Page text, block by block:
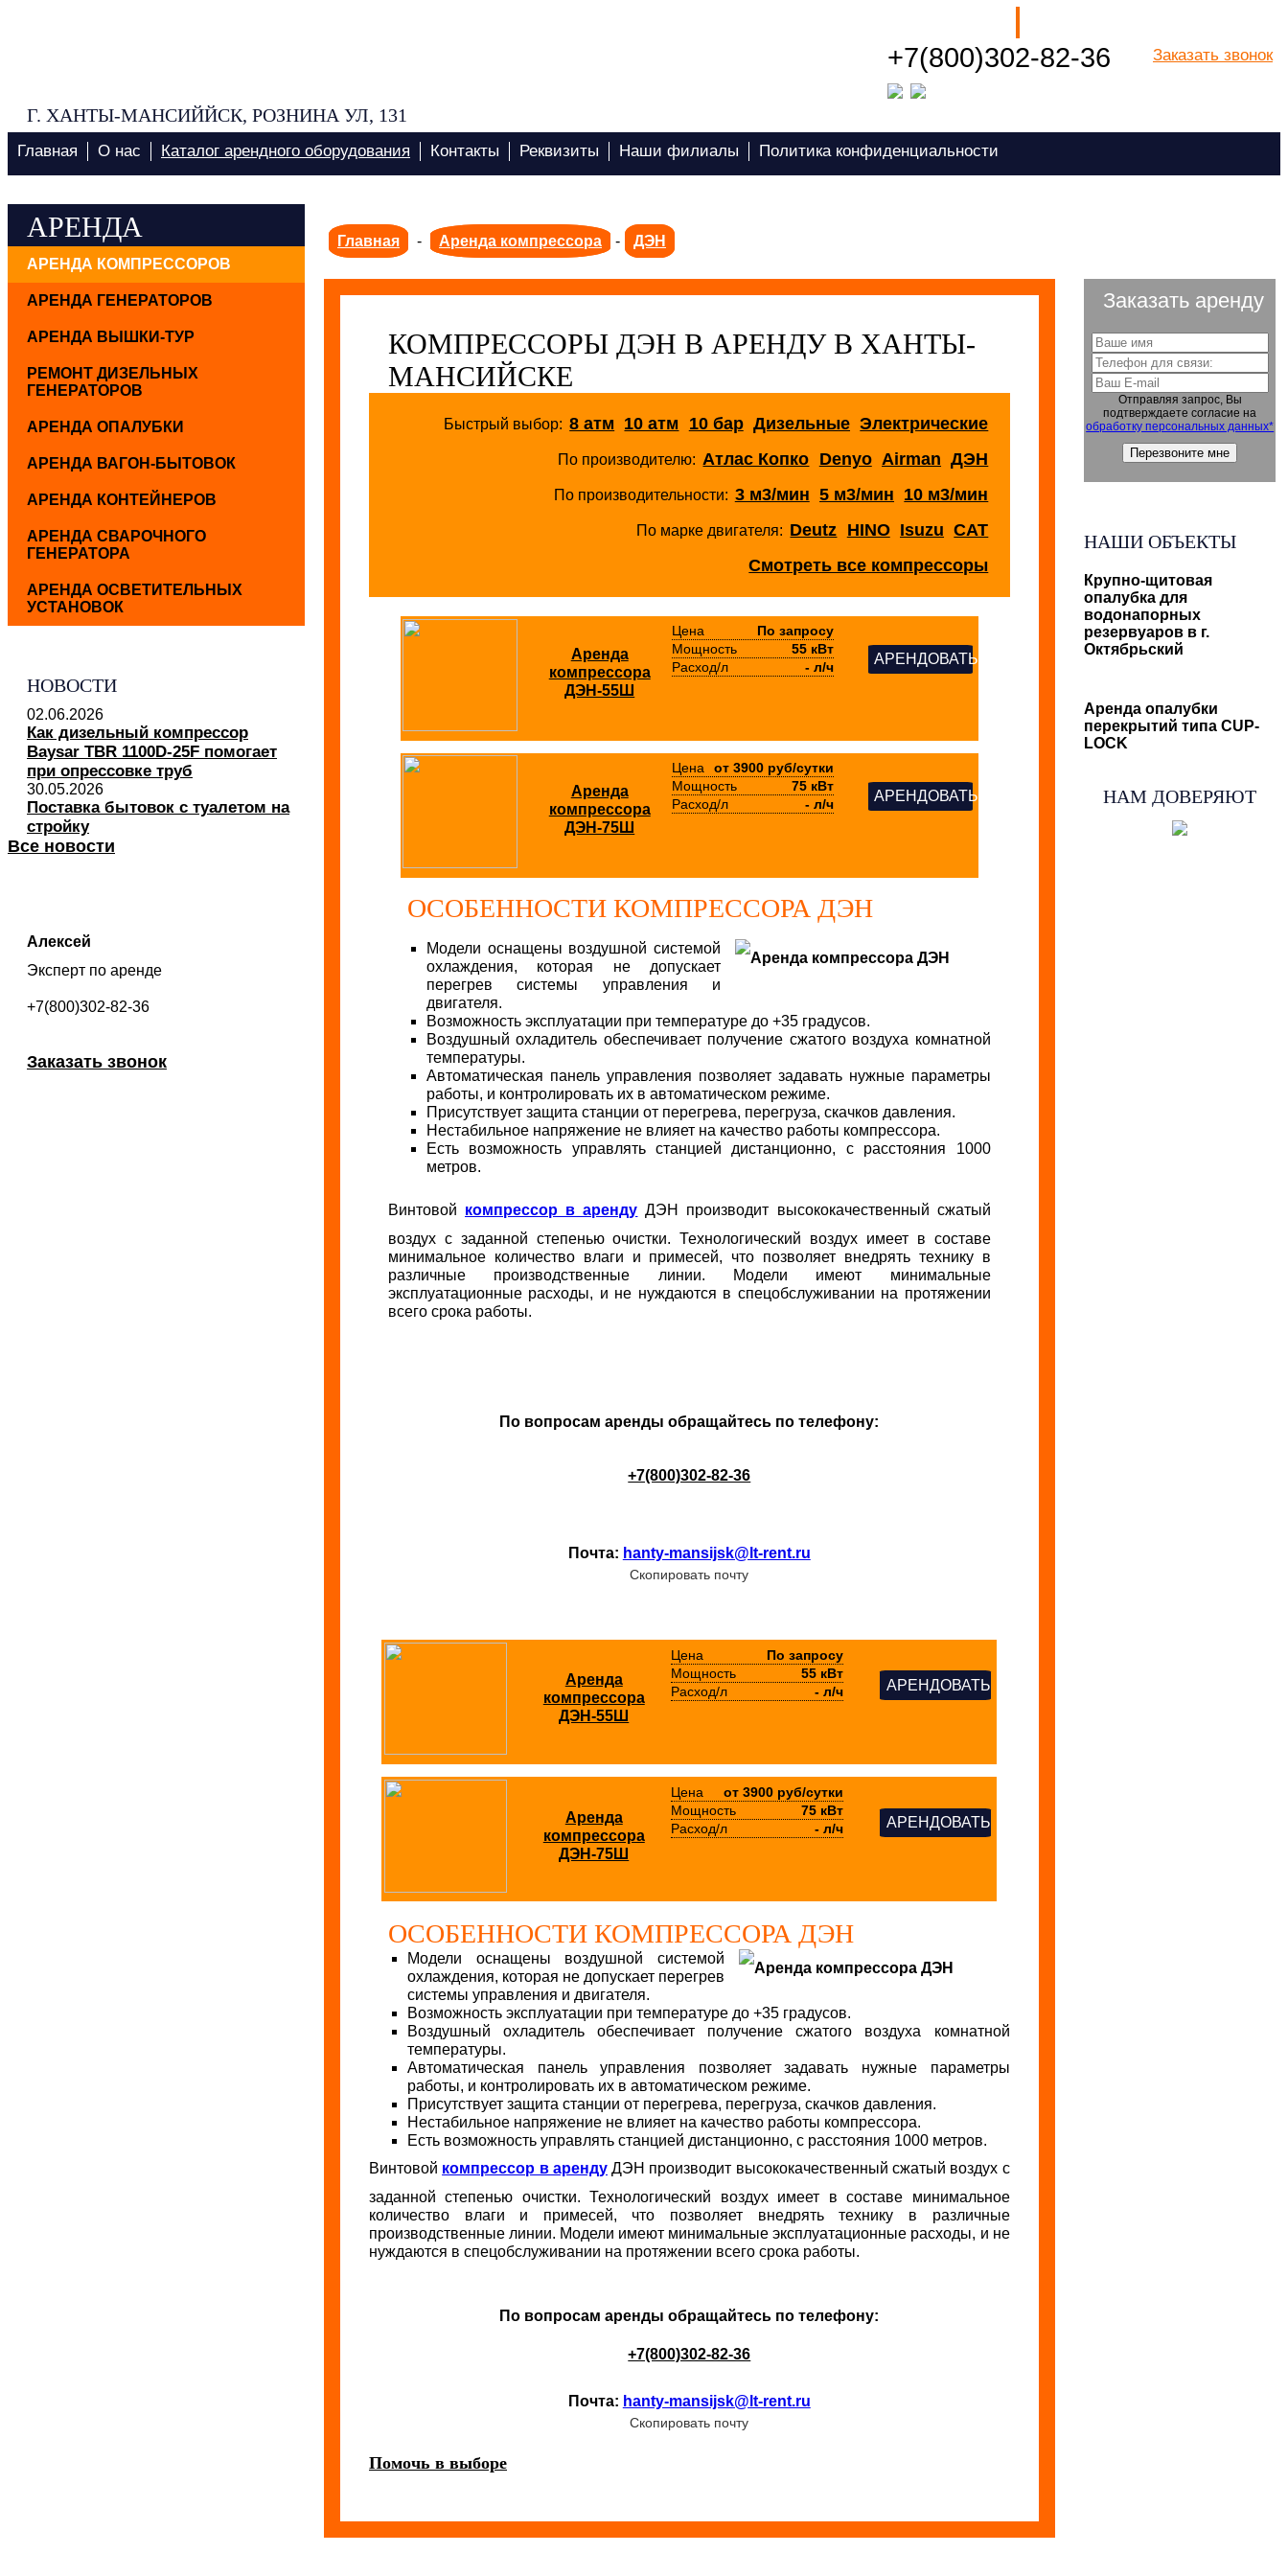
Г. ХАНТЫ-МАНСИЙЙСК, РОЗНИНА УЛ, 131
+7(800)302-82-36 Заказать звонок
Посмотреть все города РФ
Главная О нас Каталог арендного оборудования Контакты Реквизиты Наши филиалы Политика конфиденциальности
Главная - Аренда компрессора - ДЭН
КОМПРЕССОРЫ ДЭН В АРЕНДУ В ХАНТЫ-
МАНСИЙСКЕ
Быстрый выбор: 8 атм 10 атм 10 бар Дизельные Электрические
По производителю: Атлас Копко Denyo Airman ДЭН
По производительности: 3 м3/мин 5 м3/мин 10 м3/мин
По марке двигателя: Deutz HINO Isuzu CAT
Смотреть все компрессоры
Аренда
компрессора
ДЭН-55Ш
Цена
По запросу
Мощность
55 кВт
Расход/л
- л/ч АРЕНДОВАТЬ
Аренда
компрессора
ДЭН-75Ш
Цена
от 3900 руб/сутки
Мощность
75 кВт
Расход/л
- л/ч АРЕНДОВАТЬ
ОСОБЕННОСТИ КОМПРЕССОРА ДЭН
Модели оснащены воздушной системой
охлаждения, которая не допускает
перегрев системы управления и
двигателя.
Возможность эксплуатации при температуре до +35 градусов.
Воздушный охладитель обеспечивает получение сжатого воздуха комнатной
температуры.
Автоматическая панель управления позволяет задавать нужные параметры
работы, и контролировать их в автоматическом режиме.
Присутствует защита станции от перегрева, перегруза, скачков давления.
Нестабильное напряжение не влияет на качество работы компрессора.
Есть возможность управлять станцией дистанционно, с расстояния 1000
метров.
Винтовой компрессор в аренду ДЭН производит высококачественный сжатый
воздух с заданной степенью очистки. Технологический воздух имеет в составе
минимальное количество влаги и примесей, что позволяет внедрять технику в
различные производственные линии. Модели имеют минимальные
эксплуатационные расходы, и не нуждаются в спецобслуживании на протяжении
всего срока работы.
По вопросам аренды обращайтесь по телефону:
+7(800)302-82-36
Почта: hanty-mansijsk@lt-rent.ru
Скопировать почту
Аренда
компрессора
ДЭН-55Ш
Цена
По запросу
Мощность
55 кВт
Расход/л
- л/ч АРЕНДОВАТЬ
Аренда
компрессора
ДЭН-75Ш
Цена
от 3900 руб/сутки
Мощность
75 кВт
Расход/л
- л/ч АРЕНДОВАТЬ
ОСОБЕННОСТИ КОМПРЕССОРА ДЭН
Модели оснащены воздушной системой
охлаждения, которая не допускает перегрев
системы управления и двигателя.
Возможность эксплуатации при температуре до +35 градусов.
Воздушный охладитель обеспечивает получение сжатого воздуха комнатной
температуры.
Автоматическая панель управления позволяет задавать нужные параметры
работы, и контролировать их в автоматическом режиме.
Присутствует защита станции от перегрева, перегруза, скачков давления.
Нестабильное напряжение не влияет на качество работы компрессора.
Есть возможность управлять станцией дистанционно, с расстояния 1000 метров.
Винтовой компрессор в арендуДЭН производит высококачественный сжатый воздух с
заданной степенью очистки. Технологический воздух имеет в составе минимальное
количество влаги и примесей, что позволяет внедрять технику в различные
производственные линии. Модели имеют минимальные эксплуатационные расходы, и не
нуждаются в спецобслуживании на протяжении всего срока работы.
По вопросам аренды обращайтесь по телефону:
+7(800)302-82-36
Почта: hanty-mansijsk@lt-rent.ru
Скопировать почту
Помочь в выборе
Заказать аренду
Отправляя запрос, Вы
подтверждаете согласие на
обработку персональных данных*
НАШИ ОБЪЕКТЫ
Крупно-щитовая
опалубка для
водонапорных
резервуаров в г.
Октябрьский
Аренда опалубки
перекрытий типа CUP-
LOCK
НАМ ДОВЕРЯЮТ
АРЕНДА
АРЕНДА КОМПРЕССОРОВ
АРЕНДА ГЕНЕРАТОРОВ
АРЕНДА ВЫШКИ-ТУР
РЕМОНТ ДИЗЕЛЬНЫХ
ГЕНЕРАТОРОВ
АРЕНДА ОПАЛУБКИ
АРЕНДА ВАГОН-БЫТОВОК
АРЕНДА КОНТЕЙНЕРОВ
АРЕНДА СВАРОЧНОГО
ГЕНЕРАТОРА
АРЕНДА ОСВЕТИТЕЛЬНЫХ
УСТАНОВОК
НОВОСТИ
02.06.2026
Как дизельный компрессор
Baysar TBR 1100D-25F помогает
при опрессовке труб
30.05.2026
Поставка бытовок с туалетом на
стройку
Все новости
Алексей
Эксперт по аренде
+7(800)302-82-36
Заказать звонок